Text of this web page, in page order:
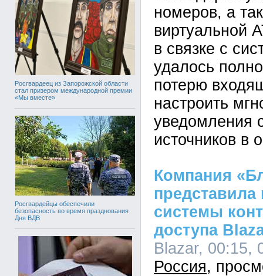
Росгвардеец из Запорожской области
стал призером международной премии
«Мы вместе»
Росгвардейцы обеспечили
безопасность во время празднования
Дня ВДВ
номеров, а
виртуальной
в связке с
удалось
потерю
настроить
уведомления
источников в
Компания
системы
доступа
Blazar, 00:15,
Россия